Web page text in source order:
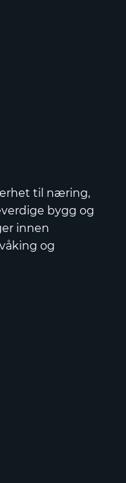
til næring,
bygg og
innen
og